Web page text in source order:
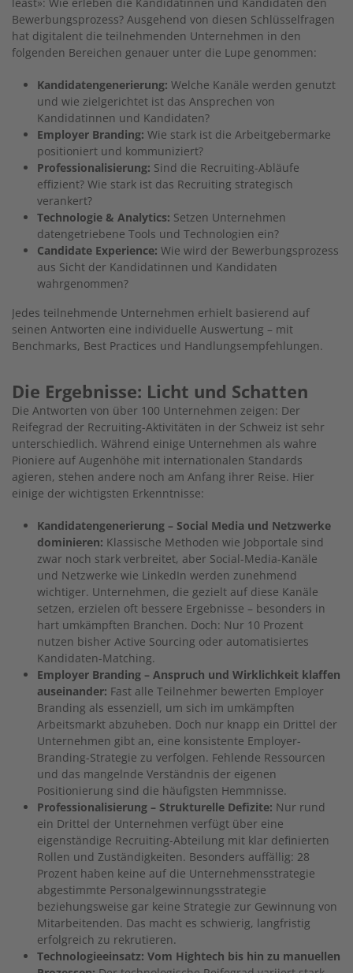
Bewerbungsprozess? Ausgehend von diesen Schlüsselfragen
hat digitalent die teilnehmenden Unternehmen in den
folgenden Bereichen genauer unter die Lupe genommen:
Kandidatengenerierung: Welche Kanäle werden genutzt
und wie zielgerichtet ist das Ansprechen von
Kandidatinnen und Kandidaten?
Employer Branding: Wie stark ist die Arbeitgebermarke
positioniert und kommuniziert?
Professionalisierung: Sind die Recruiting-Abläufe
effizient? Wie stark ist das Recruiting strategisch
verankert?
Technologie & Analytics: Setzen Unternehmen
datengetriebene Tools und Technologien ein?
Candidate Experience: Wie wird der Bewerbungsprozess
aus Sicht der Kandidatinnen und Kandidaten
wahrgenommen?
Jedes teilnehmende Unternehmen erhielt basierend auf
seinen Antworten eine individuelle Auswertung – mit
Benchmarks, Best Practices und Handlungsempfehlungen.
Die Ergebnisse: Licht und Schatten
Die Antworten von über 100 Unternehmen zeigen: Der
Reifegrad der Recruiting-Aktivitäten in der Schweiz ist sehr
unterschiedlich. Während einige Unternehmen als wahre
Pioniere auf Augenhöhe mit internationalen Standards
agieren, stehen andere noch am Anfang ihrer Reise. Hier
einige der wichtigsten Erkenntnisse:
Kandidatengenerierung – Social Media und Netzwerke
dominieren: Klassische Methoden wie Jobportale sind
zwar noch stark verbreitet, aber Social-Media-Kanäle
und Netzwerke wie LinkedIn werden zunehmend
wichtiger. Unternehmen, die gezielt auf diese Kanäle
setzen, erzielen oft bessere Ergebnisse – besonders in
hart umkämpften Branchen. Doch: Nur 10 Prozent
nutzen bisher Active Sourcing oder automatisiertes
Kandidaten-Matching.
Employer Branding – Anspruch und Wirklichkeit klaffen
auseinander: Fast alle Teilnehmer bewerten Employer
Branding als essenziell, um sich im umkämpften
Arbeitsmarkt abzuheben. Doch nur knapp ein Drittel der
Unternehmen gibt an, eine konsistente Employer-
Branding-Strategie zu verfolgen. Fehlende Ressourcen
und das mangelnde Verständnis der eigenen
Positionierung sind die häufigsten Hemmnisse.
Professionalisierung – Strukturelle Defizite: Nur rund
ein Drittel der Unternehmen verfügt über eine
eigenständige Recruiting-Abteilung mit klar definierten
Rollen und Zuständigkeiten. Besonders auffällig: 28
Prozent haben keine auf die Unternehmensstrategie
abgestimmte Personalgewinnungsstrategie
beziehungsweise gar keine Strategie zur Gewinnung von
Mitarbeitenden. Das macht es schwierig, langfristig
erfolgreich zu rekrutieren.
Technologieeinsatz: Vom Hightech bis hin zu manuellen